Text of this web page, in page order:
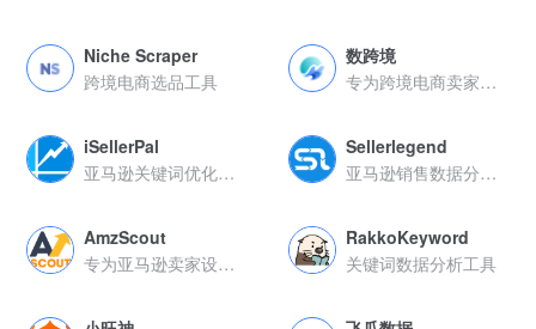
Niche Scraper
跨境电商选品工具
数跨境
专为跨境电商卖家打造的全流程数据分析工具
iSellerPal
亚马逊关键词优化工具
Sellerlegend
亚马逊销售数据分析工具
AmzScout
专为亚马逊卖家设计的数据分析与选品工具
RakkoKeyword
关键词数据分析工具